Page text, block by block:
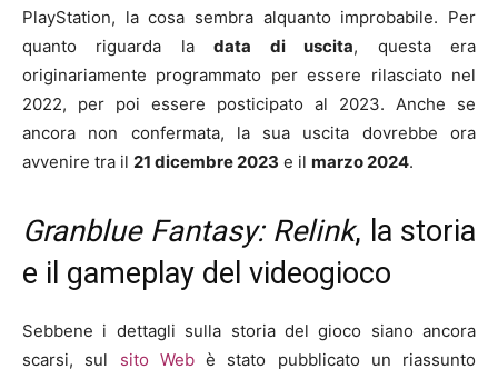
PlayStation, la cosa sembra alquanto improbabile. Per
quanto riguarda ladata di uscita, questa era
originariamente programmato per essere rilasciato nel
2022, per poi essere posticipato al 2023. Anche se
ancora non confermata, la sua uscita dovrebbe ora
avvenire tra il 21 dicembre 2023 e il marzo 2024.
Granblue Fantasy: Relink, la storia
e il gameplay del videogioco
Sebbene i dettagli sulla storia del gioco siano ancora
scarsi, sul sito Webè stato pubblicato un riassunto